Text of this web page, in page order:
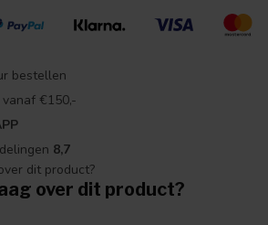
bestellen
€150,-
8,7
over dit product?